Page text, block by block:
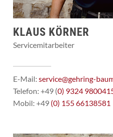
KLAUS KÖRNER
Servicemitarbeiter
E-Mail:service@gehring-
Telefon: +49 (0) 9324
Mobil: +49 (0) 155 66138581